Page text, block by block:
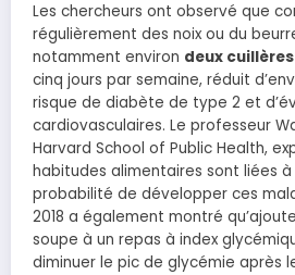
Les chercheurs ont observé que
régulièrement des noix ou du
notamment environ deux
cinq jours par semaine, réduit
risque de diabète de type 2 et
cardiovasculaires. Le professeur
Harvard School of Public Health,
habitudes alimentaires sont liées
probabilité de développer ces
2018 a également montré
soupe à un repas à index
diminuer le pic de glycémie après